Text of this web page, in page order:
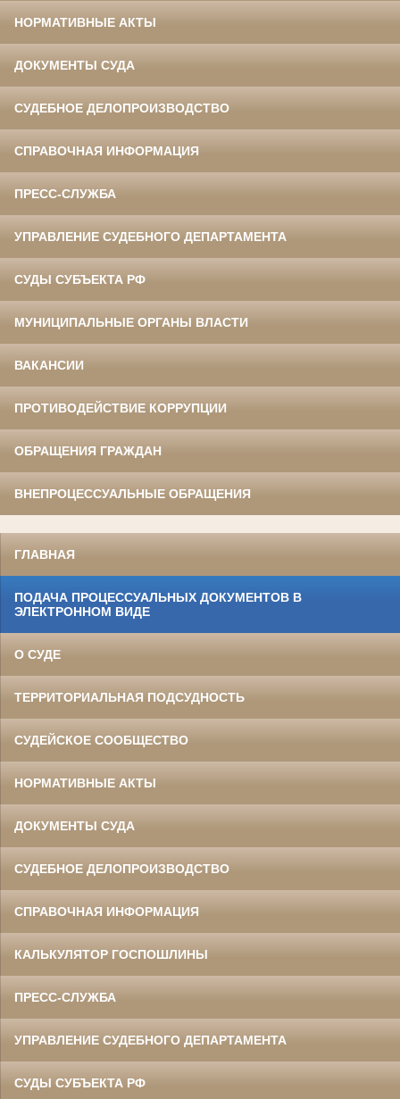
НОРМАТИВНЫЕ АКТЫ
ДОКУМЕНТЫ СУДА
СУДЕБНОЕ ДЕЛОПРОИЗВОДСТВО
СПРАВОЧНАЯ ИНФОРМАЦИЯ
ПРЕСС-СЛУЖБА
УПРАВЛЕНИЕ СУДЕБНОГО ДЕПАРТАМЕНТА
СУДЫ СУБЪЕКТА РФ
МУНИЦИПАЛЬНЫЕ ОРГАНЫ ВЛАСТИ
ВАКАНСИИ
ПРОТИВОДЕЙСТВИЕ КОРРУПЦИИ
ОБРАЩЕНИЯ ГРАЖДАН
ВНЕПРОЦЕССУАЛЬНЫЕ ОБРАЩЕНИЯ
ГЛАВНАЯ
ПОДАЧА ПРОЦЕССУАЛЬНЫХ ДОКУМЕНТОВ В
ЭЛЕКТРОННОМ ВИДЕ
О СУДЕ
ТЕРРИТОРИАЛЬНАЯ ПОДСУДНОСТЬ
СУДЕЙСКОЕ СООБЩЕСТВО
НОРМАТИВНЫЕ АКТЫ
ДОКУМЕНТЫ СУДА
СУДЕБНОЕ ДЕЛОПРОИЗВОДСТВО
СПРАВОЧНАЯ ИНФОРМАЦИЯ
КАЛЬКУЛЯТОР ГОСПОШЛИНЫ
ПРЕСС-СЛУЖБА
УПРАВЛЕНИЕ СУДЕБНОГО ДЕПАРТАМЕНТА
СУДЫ СУБЪЕКТА РФ